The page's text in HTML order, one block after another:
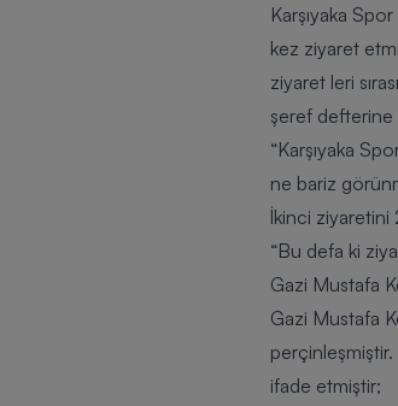
Karşıyaka
kez ziyaret
ziyaret leri
şeref defterine
“Karşıyaka
ne bariz
İkinci ziyaretini
“Bu defa ki
Gazi Mustafa
Gazi Mustafa
perçinleşmiştir.
ifade etmiştir;